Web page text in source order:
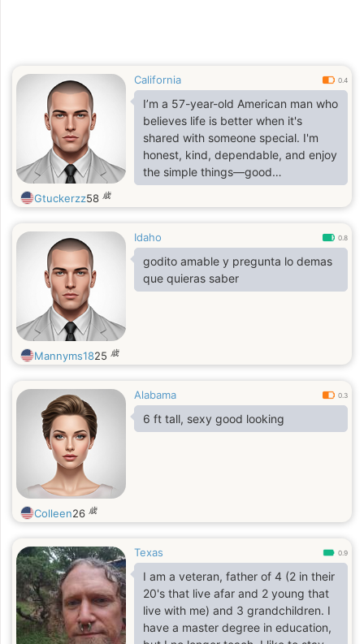
California 0.4
I’m a 57-year-old American man who
believes life is better when it's
shared with someone special. I'm
honest, kind, dependable, and enjoy
the simple things—good
conversations, laughter, nature,
traveling, and relaxing with family
and open communication, and I'm
looking for a woman who feels the
same. Age is less important to me
than character and a genuine heart.
Gtuckerzz58 歳
Idaho 0.8
godito amable y pregunta lo demas
que quieras saber
Mannyms1825 歳
Alabama 0.3
6 ft tall, sexy good looking
Colleen26 歳
Texas 0.9
I am a veteran, father of 4 (2 in their
20's that live afar and 2 young that
live with me) and 3 grandchildren. I
have a master degree in education,